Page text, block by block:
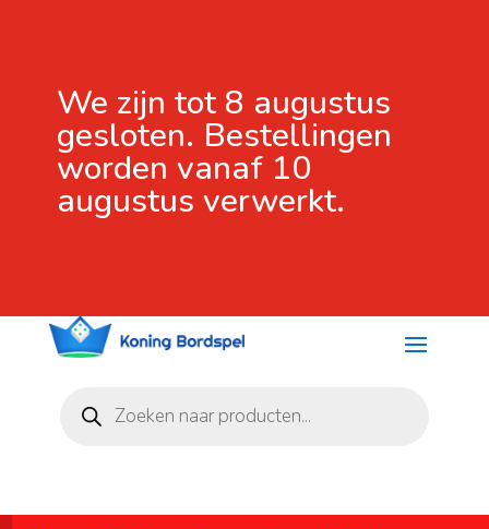
We zijn tot 8 augustus
gesloten. Bestellingen
worden vanaf 10
augustus verwerkt.
zoeken